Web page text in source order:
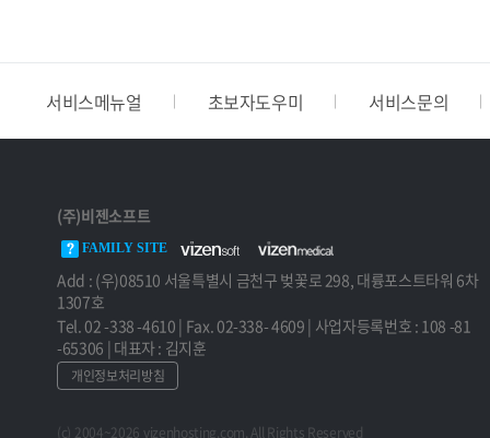
서비스메뉴얼 초보자도우미 서비스문의
(주)비젠소프트
FAMILY SITE
Add : (우)08510 서울특별시 금천구 벚꽃로 298, 대륭포스트타워 6차
1307호
Tel. 02 -338 -4610 | Fax. 02-338- 4609 | 사업자등록번호 : 108 -81
-65306 | 대표자 : 김지훈
개인정보처리방침
(c) 2004~2026 vizenhosting.com. All Rights Reserved